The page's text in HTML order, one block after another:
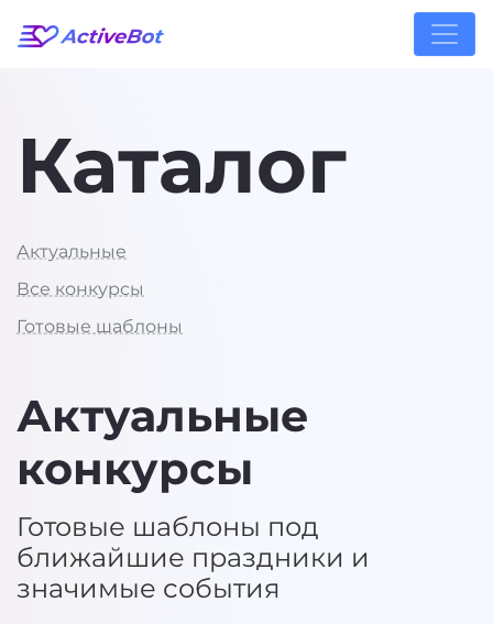
Каталог
Актуальные
Все конкурсы
Готовые шаблоны
Актуальные
конкурсы
Готовые шаблоны под
ближайшие праздники и
значимые события